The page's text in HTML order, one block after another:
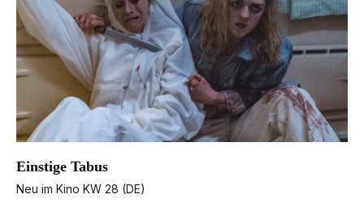
Einstige Tabus
Neu im Kino KW 28 (DE)